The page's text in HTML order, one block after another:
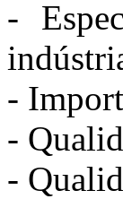
-
-
-
-